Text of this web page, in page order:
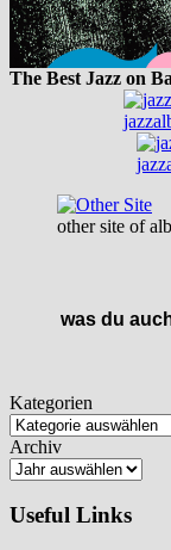
The Best Jazz on
other site of
was du
Kategorien
Archiv
Useful Links